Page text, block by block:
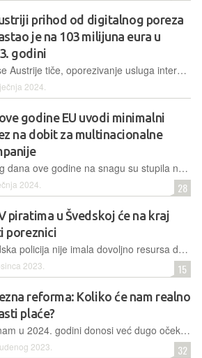
prihod od digitalnog poreza
je na 103 milijuna eura u
godini
Što se Austrije tiče, oporezivanje usluga internetskog oglašavanja iznosi 5% osnovice za procjenu i namijenjeno je tvrtkama s globalnim prometom od najmanje 750 milijuna eura i domaćim prometom od najmanje 25 milijuna eura od usluga internetskog oglašavanja
2024.
godine EU uvodi minimalni
na dobit za multinacionalne
Prvog dana ove godine na snagu su stupila nova pravila Europske unije, kojima se uvodi minimalna efektivna stopa oporezivanja od 15% za multinacionalna poduzeća koja posluju u državama članicama EU
2024. 28
piratima u Švedskoj će na kraj
poreznici
Švedska policija nije imala dovoljno resursa da se pozabavi rastućim problemom IPTV piratstva, pa su im upomoć priskočili poreznici, otkrivši veliku piramidalnu shemu i utaju poreza
2023. 15
reforma: Koliko će nam realno
plaće?
Što nam u 2024. godini donosi već dugo očekivana porezna reforma, i hoće li nam porasti plaće? Da li će nam uvesti porez na nekretnine? Koliko će nam ukidanje prireza značiti? Ukratko smo analizirali najavljene porezne promjene
2023. 32